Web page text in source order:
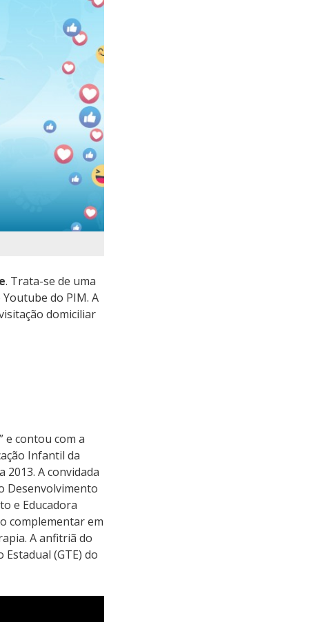
. Trata-se de uma
Youtube do PIM. A
domiciliar
e contou com a
Infantil da
2013. A convidada
Desenvolvimento
e Educadora
complementar em
A anfitriã do
(GTE) do